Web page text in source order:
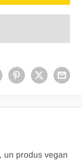
un produs vegan